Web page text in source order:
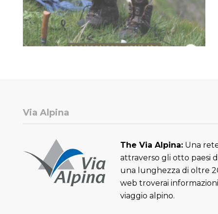
Via Alpina
The Via Alpina: Una
attraverso gli otto paesi
una lunghezza di oltre
web troverai
viaggio alpino.